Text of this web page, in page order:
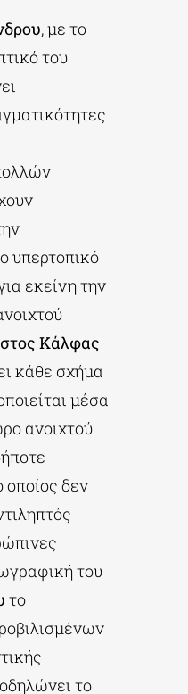
, με το
του
υπερτοπικό
εκείνη την
Κάλφας
κάθε σχήμα
μέσα
ανοιχτού
οποίος δεν
του
το
το